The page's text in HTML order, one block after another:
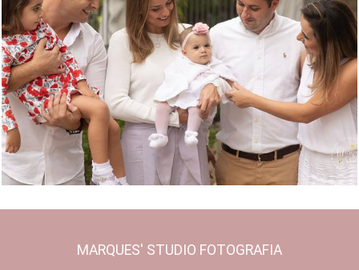
2369 0
MARQUES' STUDIO FOTOGRAFIA